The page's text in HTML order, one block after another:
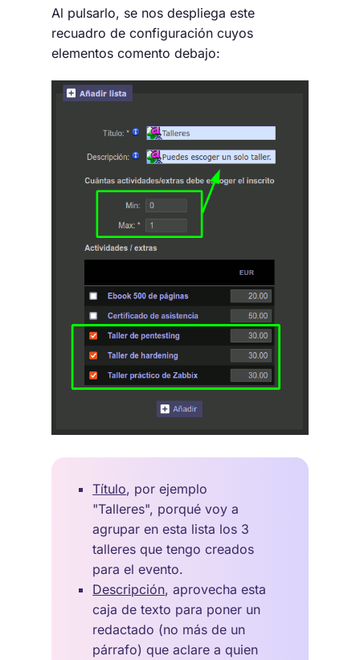
Al pulsarlo, se nos despliega este
recuadro de configuración cuyos
elementos comento debajo:
Título, por ejemplo
"Talleres", porqué voy a
agrupar en esta lista los 3
talleres que tengo creados
para el evento.
Descripción, aprovecha esta
caja de texto para poner un
redactado (no más de un
párrafo) que aclare a quien